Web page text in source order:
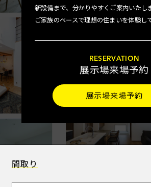
新設備まで、分かりやすくご案内いたし
ご家族のペースで理想の住まいを体験し
RESERVATION
展示場来場予約
展示場来場予約
間取り